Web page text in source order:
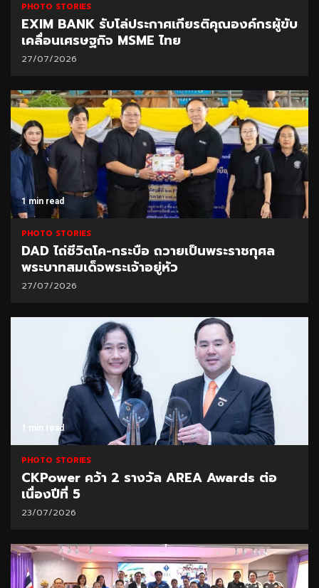
PHOTO STORIES
EXIM BANK รับโล่ประกาศเกียรติคุณองค์กรผู้ขับ
เคลื่อนเศรษฐกิจ MSME ไทย
27/07/2026
1 min read
PHOTO STORIES
DAD ไถ่ชีวิตโค-กระบือ ถวายเป็นพระราชกุศล
พระบาทสมเด็จพระเจ้าอยู่หัว
27/07/2026
1 min read
PHOTO STORIES
CKPower คว้า 2 รางวัล AREA Awards ต่อ
เนื่องปีที่ 5
23/07/2026